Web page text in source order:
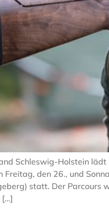
Schleswig-Holstein
Freitag, den 26., und
statt. Der Parcours
[…]